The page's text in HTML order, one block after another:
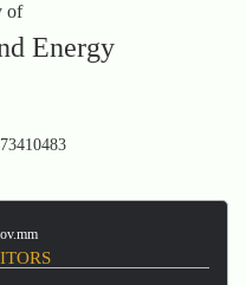
of
Energy